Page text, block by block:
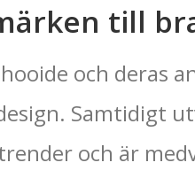
till
och deras
Samtidigt
och är